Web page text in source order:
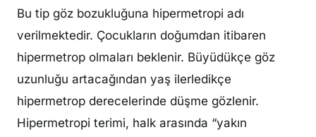
Bu tip göz bozukluğuna hipermetropi adı
verilmektedir. Çocukların doğumdan itibaren
hipermetrop olmaları beklenir. Büyüdükçe göz
uzunluğu artacağından yaş ilerledikçe
hipermetrop derecelerinde düşme gözlenir.
Hipermetropi terimi, halk arasında “yakın